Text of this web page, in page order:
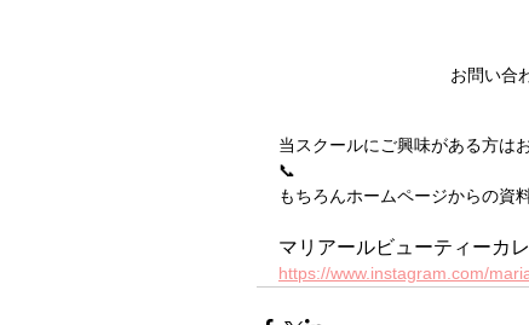
お問い合
当スクールにご興味がある方は
📞
もちろんホームページからの資
マリアールビューティーカ
https://www.instagram.com/